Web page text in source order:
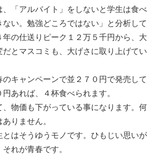
、「アルバイト」をしないと学生は食べ
ない。勉強どころではない」と分析して
年の仕送りピーク１２万５千円から、大
だとマスコミも、大げさに取り上げてい
キャンペーンで並２７０円で発売して
あれば、４杯食べられます。
、物価も下がっている事になります。何
りません。
とはそうゆうモノです。ひもじい思いが
れが青春です。